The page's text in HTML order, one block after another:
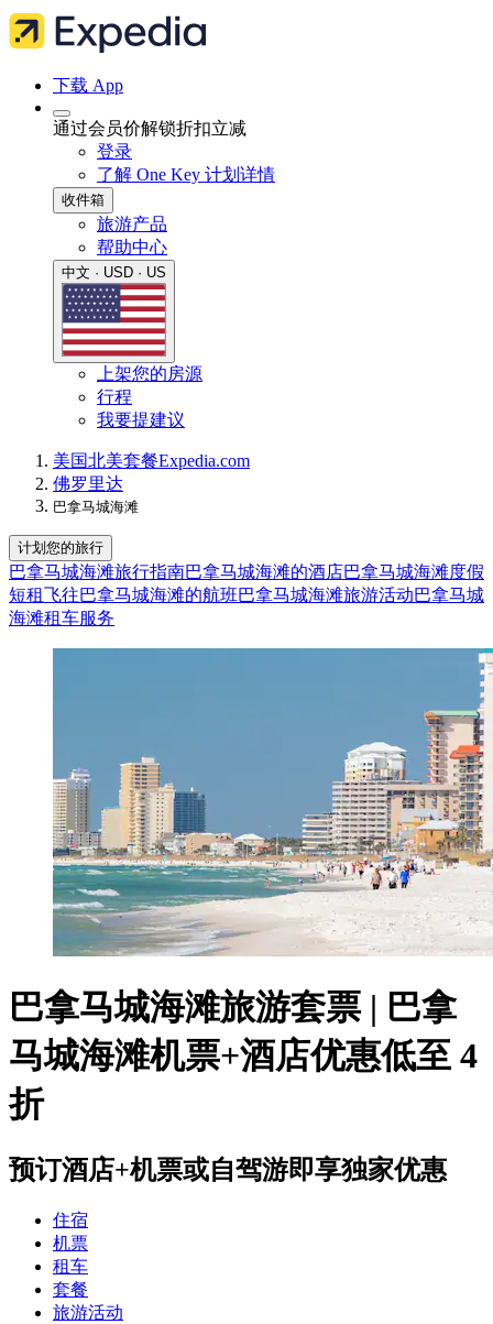
下载 App
通过会员价解锁折扣立减
登录
了解 One Key 计划详情
收件箱
旅游产品
帮助中心
中文 · USD · US
上架您的房源
行程
我要提建议
美国北美套餐Expedia.com
佛罗里达
巴拿马城海滩
计划您的旅行
巴拿马城海滩旅行指南巴拿马城海滩的酒店巴拿马城海滩度假
短租飞往巴拿马城海滩的航班巴拿马城海滩旅游活动巴拿马城
海滩租车服务
巴拿马城海滩旅游套票 | 巴拿
马城海滩机票+酒店优惠低至 4
折
预订酒店+机票或自驾游即享独家优惠
住宿
机票
租车
套餐
旅游活动